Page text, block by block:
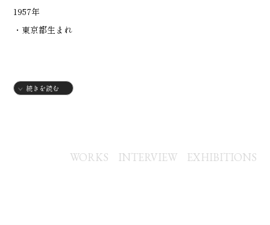
1957年
・東京都生まれ
続きを読む
WORKS INTERVIEW EXHIBITIONS